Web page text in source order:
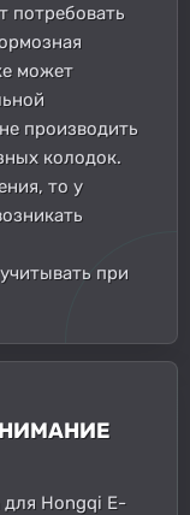
потребовать
может
производить
колодок.
то у
при
Hongqi E-